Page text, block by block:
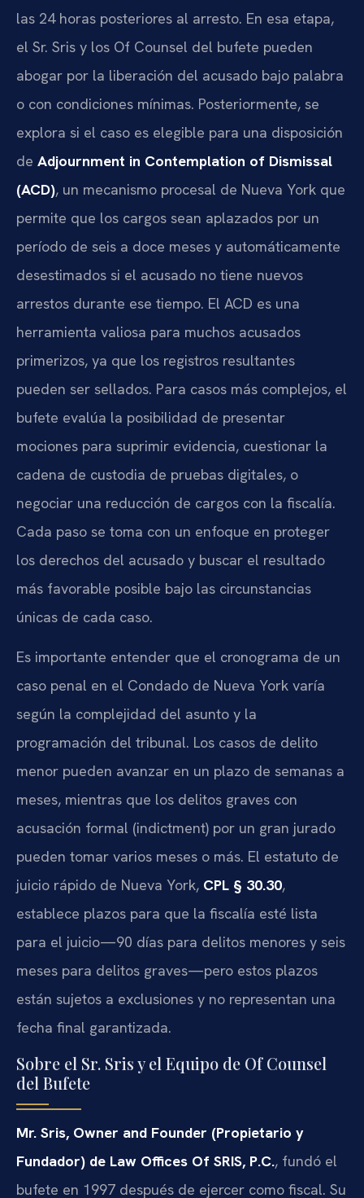
las 24 horas posteriores al arresto. En esa etapa,
el Sr. Sris y los Of Counsel del bufete pueden
abogar por la liberación del acusado bajo palabra
o con condiciones mínimas. Posteriormente, se
explora si el caso es elegible para una disposición
de Adjournment in Contemplation of Dismissal
(ACD), un mecanismo procesal de Nueva York que
permite que los cargos sean aplazados por un
período de seis a doce meses y automáticamente
desestimados si el acusado no tiene nuevos
arrestos durante ese tiempo. El ACD es una
herramienta valiosa para muchos acusados
primerizos, ya que los registros resultantes
pueden ser sellados. Para casos más complejos, el
bufete evalúa la posibilidad de presentar
mociones para suprimir evidencia, cuestionar la
cadena de custodia de pruebas digitales, o
negociar una reducción de cargos con la fiscalía.
Cada paso se toma con un enfoque en proteger
los derechos del acusado y buscar el resultado
más favorable posible bajo las circunstancias
únicas de cada caso.
Es importante entender que el cronograma de un
caso penal en el Condado de Nueva York varía
según la complejidad del asunto y la
programación del tribunal. Los casos de delito
menor pueden avanzar en un plazo de semanas a
meses, mientras que los delitos graves con
acusación formal (indictment) por un gran jurado
pueden tomar varios meses o más. El estatuto de
juicio rápido de Nueva York, CPL § 30.30,
establece plazos para que la fiscalía esté lista
para el juicio—90 días para delitos menores y seis
meses para delitos graves—pero estos plazos
están sujetos a exclusiones y no representan una
fecha final garantizada.
Sobre el Sr. Sris y el Equipo de Of Counsel
del Bufete
Mr. Sris, Owner and Founder (Propietario y
Fundador) de Law Offices Of SRIS, P.C., fundó el
bufete en 1997 después de ejercer como fiscal. Su